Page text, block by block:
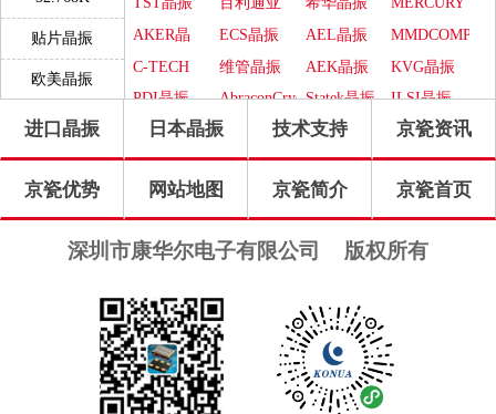
贴片晶振
欧美晶振
陶晶振
晶振
AKER晶
振
ECS晶振 AEL晶振
MMDCOMP
晶振
C-TECH
晶振
维管晶振 AEK晶振
KVG晶振
PDI晶振
AbraconCrystalStatek晶振
ILSI晶振
WI2WI晶
振
ITTI晶振 Jauch晶振
Pletronics
晶振
GEYER晶
Transko晶
振
高利奇晶
振
IDT晶振
Frequency
晶振
SUNTSU
晶振
Oscilent晶
振
康纳温菲
尔德晶振
SiTimeCrystalFOX晶振
QuarzteChnik
晶振
Rubyquartz
晶振
瑞康晶振
格林雷晶
Euroquartz
QuartzCom
振
QANTEK
晶振
MTI-
Milliren晶
振
CTS晶振
Cardinal晶
振
MtronPTI
晶振
ACT晶振
NJR晶振
Skyworks
Renesas瑞
进口晶振 日本晶振 技术支持 京瓷资讯
京瓷优势 网站地图 京瓷简介 京瓷首页
深圳市康华尔电子有限公司 版权所有